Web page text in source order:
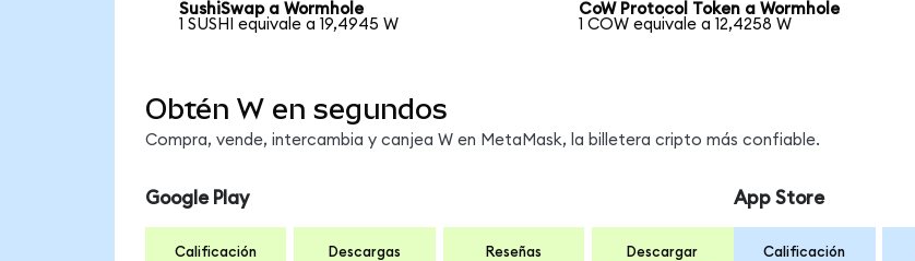
SushiSwap a Wormhole
1 SUSHI equivale a 19,4945 W
CoW Protocol Token a Wormhole
1 COW equivale a 12,4258 W
Obtén W en segundos
Compra, vende, intercambia y canjea W en MetaMask, la billetera cripto más confiable.
Google Play
Calificación Descargas Reseñas Descargar
App Store
Calificación